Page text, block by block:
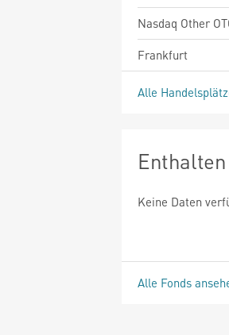
Nasdaq Other
Frankfurt
Alle
Keine Daten
Alle Fonds